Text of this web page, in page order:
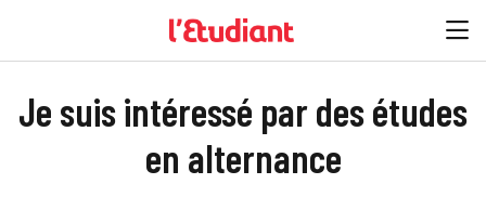
Je suis intéressé par des études
en alternance